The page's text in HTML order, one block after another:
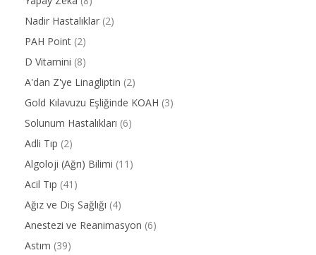
Nadir Hastalıklar (2)
PAH Point (2)
D Vitamini (8)
A'dan Z'ye Linagliptin (2)
Gold Kılavuzu Eşliğinde KOAH (3)
Solunum Hastalıkları (6)
Adli Tıp (2)
Algoloji (Ağrı) Bilimi (11)
Acil Tıp (41)
Ağız ve Diş Sağlığı (4)
Anestezi ve Reanimasyon (6)
Astım (39)